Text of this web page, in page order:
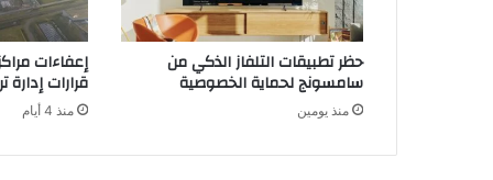
ب
ط
ل
ب
ا
ر
حظر تطبيقات التلفاز الذكي من
سامسونج لحماية الخصوصية
منذ يومين
إعفاءات
قرارات إدارة
منذ 4 أيام